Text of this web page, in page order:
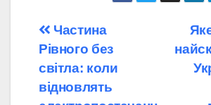
Навігація
записів
Частина
Рівного без
світла: коли
відновлять